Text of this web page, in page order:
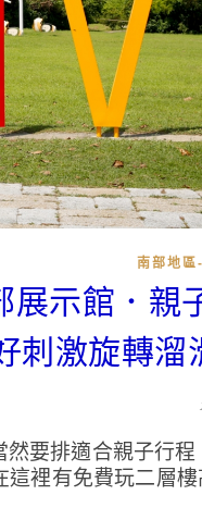
南部地
展示館．親
刺激旋轉溜
要排適合親子行
裡有免費玩二層